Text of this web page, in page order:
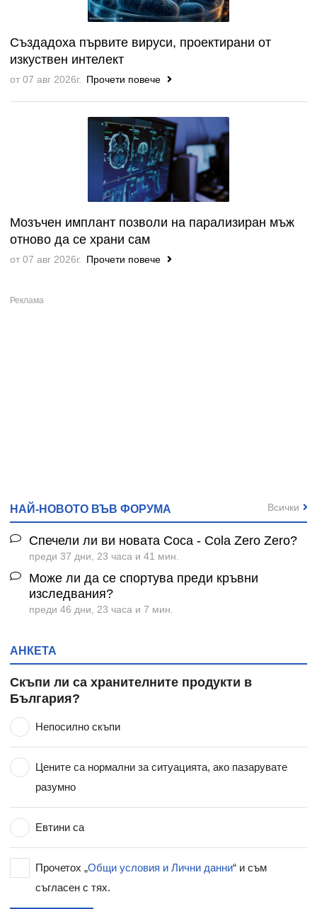
Създадоха първите вируси, проектирани от
изкуствен интелект
от 07 авг 2026г. Прочети повече
Мозъчен имплант позволи на парализиран мъж
отново да се храни сам
от 07 авг 2026г. Прочети повече
НАЙ-НОВОТО ВЪВ ФОРУМА
Спечели ли ви новата Coca - Cola Zero Zero?
преди 37 дни, 23 часа и 41 мин.
Може ли да се спортува преди кръвни
изследвания?
преди 46 дни, 23 часа и 7 мин.
Всички
АНКЕТА
Скъпи ли са хранителните продукти в
България?
Непосилно скъпи
Цените са нормални за ситуацията, ако пазарувате
разумно
Евтини са
Прочетох „Общи условия и Лични данни“ и съм
съгласен с тях.